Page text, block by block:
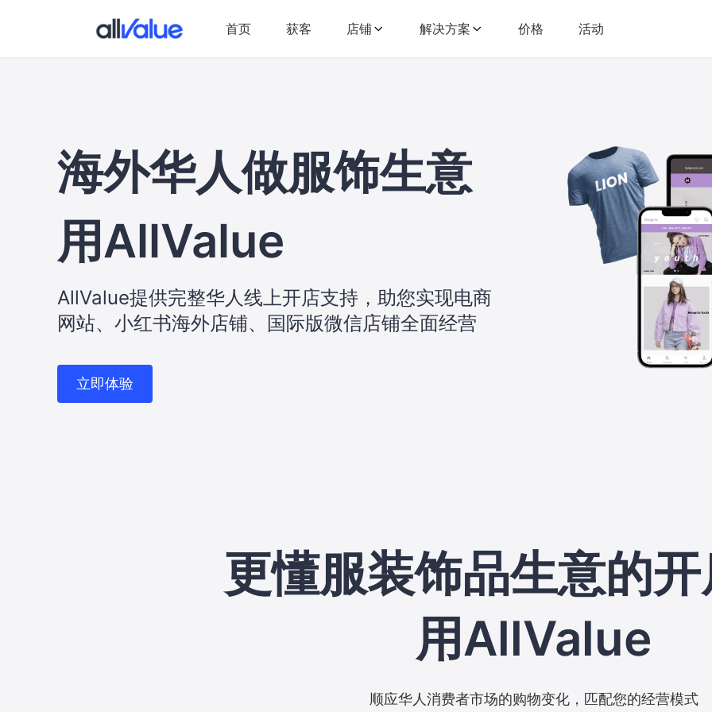
首页 获客 店铺 解决方案 价格 活动
华人电商生意的绝佳选择
瞄准经营痛点难点 轻松解决开店难题
海外华人做服饰生意
用AllValue
AllValue提供完整华人线上开店支持，助您实现电商
网站、小红书海外店铺、国际版微信店铺全面经营
立即体验
更懂服装饰品生意的
用AllValue
顺应华人消费者市场的购物变化，匹配您的经营模式